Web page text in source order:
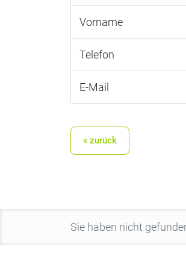
Vorname
Telefon
E-Mail
« zurück